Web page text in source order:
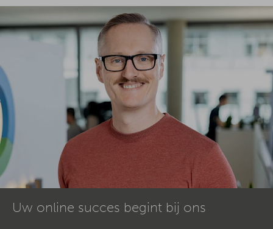
Uw online succes begint bij ons